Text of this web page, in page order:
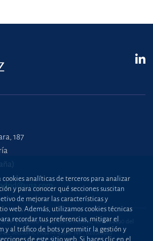
187
| Registro Mercantil de Madrid, Tomo 24490 del
Sección 8, Hoja M-43976. NIF: B28563963
analíticas de terceros para analizar
y para conocer qué secciones suscitan
de mejorar las características y
web. Además, utilizamos cookies técnicas
recordar tus preferencias, mitigar el
y al tráfico de bots y permitir la gestión y
de este sitio web. Si haces clic en el